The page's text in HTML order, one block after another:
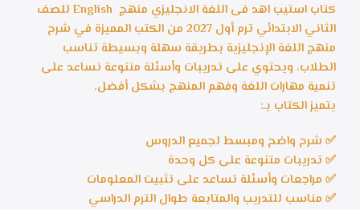
كتاب استيب اهد فى اللغة الانجليزي منهج English للصف
الثاني الابتدائي ترم أول 2027 من الكتب المميزة في شرح
منهج اللغة الإنجليزية بطريقة سهلة وبسيطة تناسب
الطلاب، ويحتوي على تدريبات وأسئلة متنوعة تساعد على
تنمية مهارات اللغة وفهم المنهج بشكل أفضل.
يتميز الكتاب بـ:
✅ شرح واضح ومبسط لجميع الدروس
✅ تدريبات متنوعة على كل وحدة
✅ مراجعات وأسئلة تساعد على تثبيت المعلومات
✅ مناسب للتدريب والمتابعة طوال الترم الدراسي